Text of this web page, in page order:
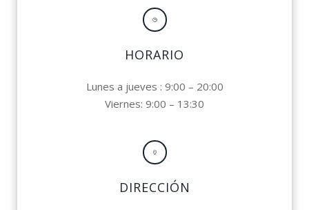
HORARIO
Lunes a jueves : 9:00 – 20:00
Viernes: 9:00 – 13:30
DIRECCIÓN